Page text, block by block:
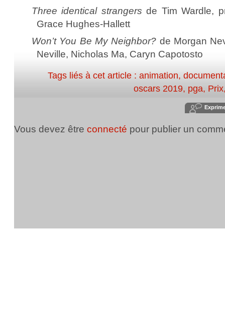
Three identical strangers de Tim Wardle,
Grace Hughes-Hallett
Won’t You Be My Neighbor? de Morgan
Neville, Nicholas Ma, Caryn Capotosto
Tags liés à cet article : animation,
oscars 2019, pga, Prix
Vous devez être connecté pour publier un